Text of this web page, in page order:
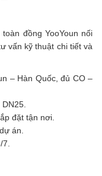
đồng YooYoun nối
vấn kỹ thuật chi tiết và
– Hàn Quốc, đủ CO –
đặt tận nơi.
án.
7.